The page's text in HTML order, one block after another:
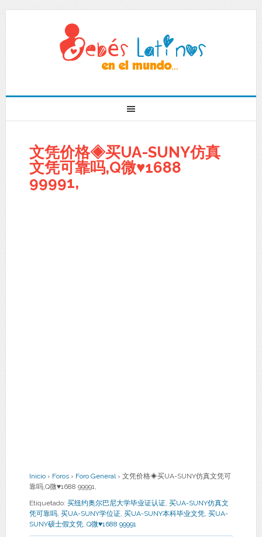
文凭价格◈买UA-SUNY仿真
文凭可靠吗,Q微♥1688
99991,
Inicio › Foros › Foro General › 文凭价格◈买UA-SUNY仿真文凭可
靠吗,Q微♥1688 99991,
Etiquetado: 买纽约奥尔巴尼大学毕业证认证, 买UA-SUNY仿真文
凭可靠吗, 买UA-SUNY学位证, 买UA-SUNY本科毕业文凭, 买UA-
SUNY硕士假文凭, Q微♥1688 99991